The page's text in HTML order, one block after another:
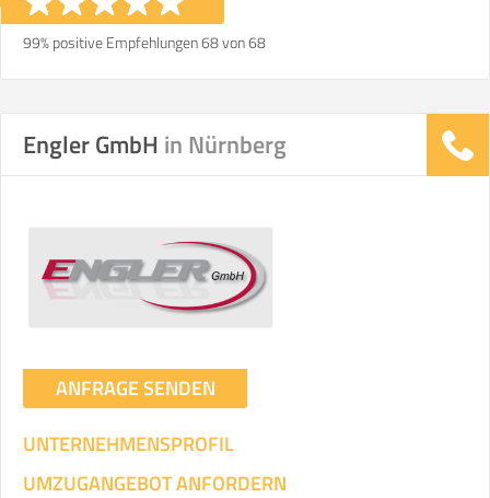
ICH WILL SELBST UMZIEHEN
Mit Umzugsunternehmen
99% positive Empfehlungen 68 von 68
Engler GmbH in Nürnberg
ANFRAGE SENDEN
UNTERNEHMENSPROFIL
UMZUGANGEBOT ANFORDERN